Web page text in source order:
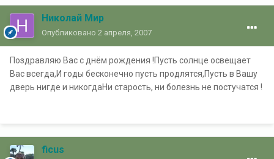
Николай Мир
Опубликовано 2 апреля, 2007
Поздравляю Вас с днём рождения !Пусть солнце освещает
Вас всегда,И годы бесконечно пусть продлятся,Пусть в Вашу
дверь нигде и никогдаНи старость, ни болезнь не постучатся !
ficus